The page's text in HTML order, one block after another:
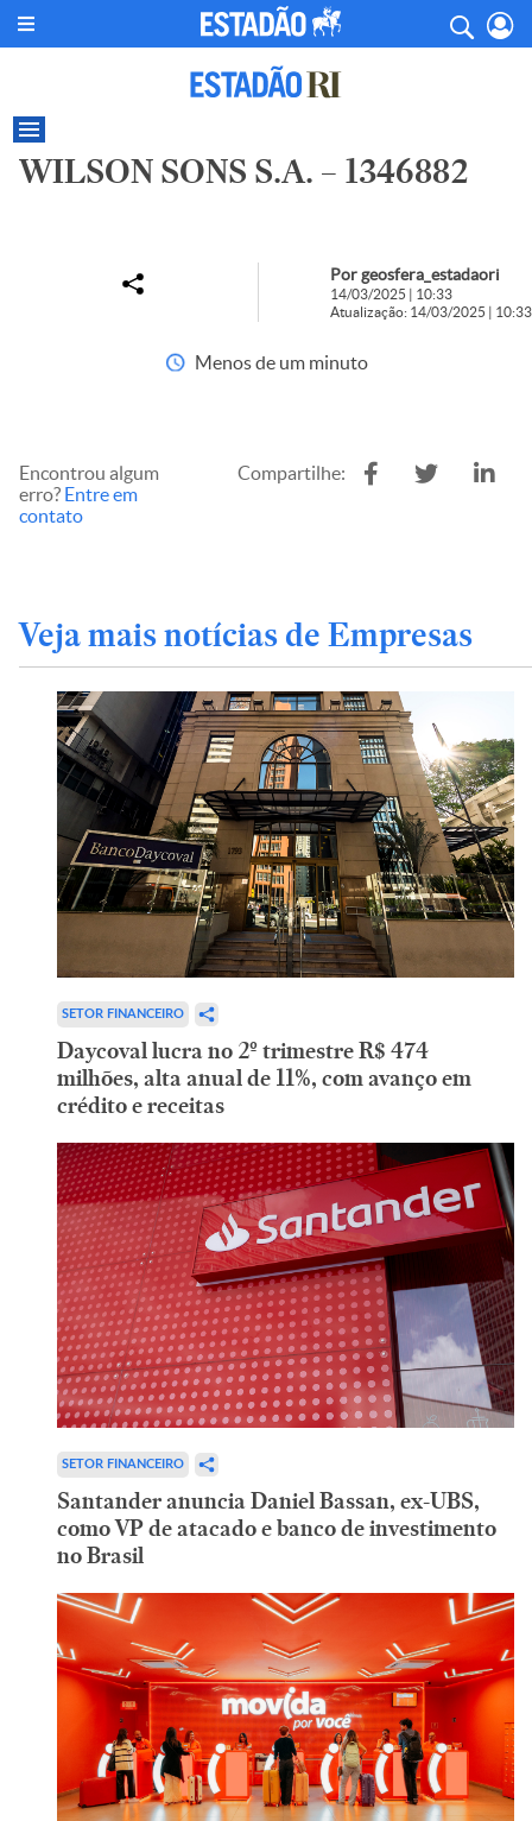
WILSON SONS S.A. – 1346882
Por geosfera_estadaori
14/03/2025 | 10:33
Atualização: 14/03/2025 | 10:33
Menos de um minuto
Encontrou algum
erro? Entre em
contato
Compartilhe:
Veja mais notícias de Empresas
SETOR FINANCEIRO
Daycoval lucra no 2º trimestre R$ 474
milhões, alta anual de 11%, com avanço em
crédito e receitas
SETOR FINANCEIRO
Santander anuncia Daniel Bassan, ex-UBS,
como VP de atacado e banco de investimento
no Brasil